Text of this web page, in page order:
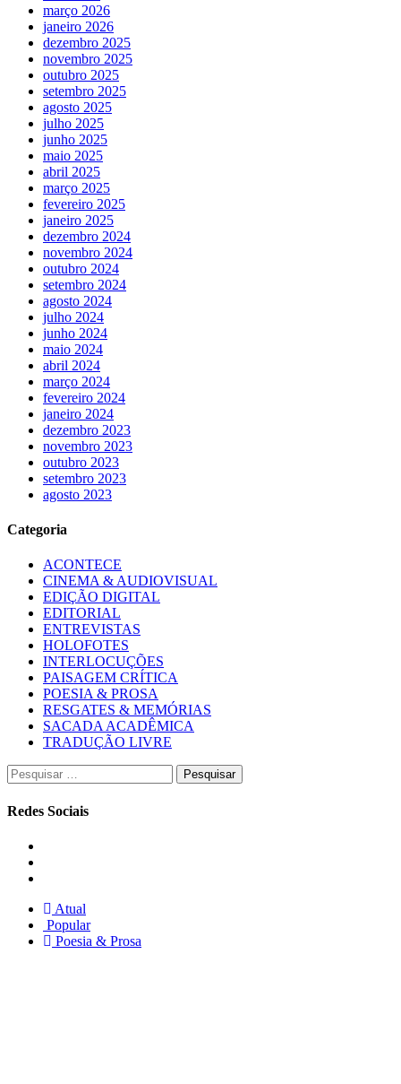
março 2026
janeiro 2026
dezembro 2025
novembro 2025
outubro 2025
setembro 2025
agosto 2025
julho 2025
junho 2025
maio 2025
abril 2025
março 2025
fevereiro 2025
janeiro 2025
dezembro 2024
novembro 2024
outubro 2024
setembro 2024
agosto 2024
julho 2024
junho 2024
maio 2024
abril 2024
março 2024
fevereiro 2024
janeiro 2024
dezembro 2023
novembro 2023
outubro 2023
setembro 2023
agosto 2023
Categoria
ACONTECE
CINEMA & AUDIOVISUAL
EDIÇÃO DIGITAL
EDITORIAL
ENTREVISTAS
HOLOFOTES
INTERLOCUÇÕES
PAISAGEM CRÍTICA
POESIA & PROSA
RESGATES & MEMÓRIAS
SACADA ACADÊMICA
TRADUÇÃO LIVRE
Pesquisar
por:
Redes Sociais
Atual
Popular
Poesia & Prosa